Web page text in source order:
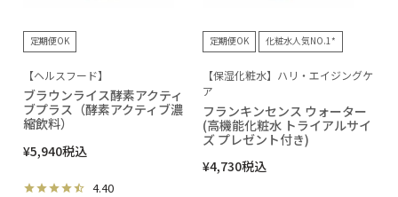
定期便OK
【ヘルスフード】
ブラウンライス酵素アクティ
ブプラス（酵素アクティブ濃
縮飲料）
¥5,940税込
4.40
定期便OK 化粧水人気NO.1*
【保湿化粧水】ハリ・エイジングケ
ア
フランキンセンス ウォーター
(高機能化粧水 トライアルサイ
ズ プレゼント付き)
¥4,730税込